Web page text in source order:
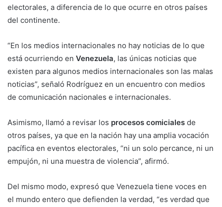
electorales, a diferencia de lo que ocurre en otros países
del continente.
“En los medios internacionales no hay noticias de lo que
está ocurriendo en Venezuela, las únicas noticias que
existen para algunos medios internacionales son las malas
noticias”, señaló Rodríguez en un encuentro con medios
de comunicación nacionales e internacionales.
Asimismo, llamó a revisar los procesos comiciales de
otros países, ya que en la nación hay una amplia vocación
pacífica en eventos electorales, “ni un solo percance, ni un
empujón, ni una muestra de violencia”, afirmó.
Del mismo modo, expresó que Venezuela tiene voces en
el mundo entero que defienden la verdad, “es verdad que